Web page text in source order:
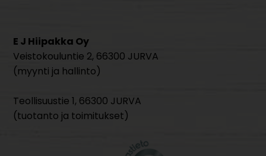
E J Hiipakka Oy
Veistokouluntie 2, 66300 JURVA
(myynti ja hallinto)
Teollisuustie 1, 66300 JURVA
(tuotanto ja toimitukset)